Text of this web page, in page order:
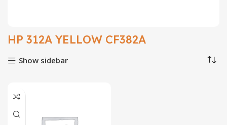
HP 312A YELLOW CF382A
Show sidebar